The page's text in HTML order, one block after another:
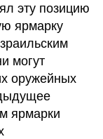
эту позицию
ярмарку
могут
оружейных
ярмарки